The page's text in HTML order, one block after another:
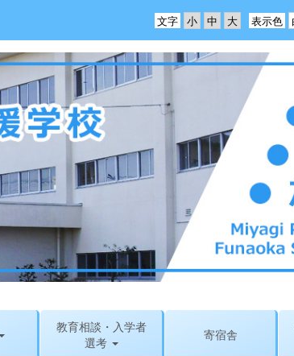
表示色
文字
教育相談・入学者
選考
寄宿舎